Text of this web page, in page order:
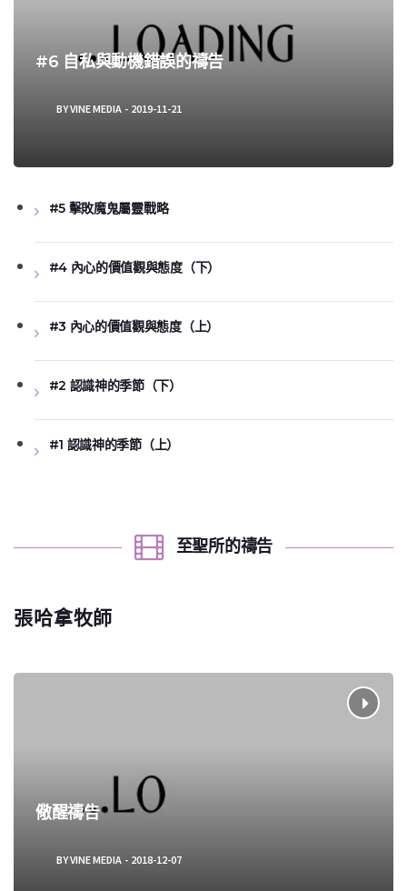
#6 自私與動機錯誤的禱告
BYVINE MEDIA 2019-11-21
#5 擊敗魔鬼屬靈戰略
#4 內心的價值觀與態度（下）
#3 內心的價值觀與態度（上）
#2 認識神的季節（下）
#1 認識神的季節（上）
至聖所的禱告
張哈拿牧師
儆醒禱告
BYVINE MEDIA 2018-12-07